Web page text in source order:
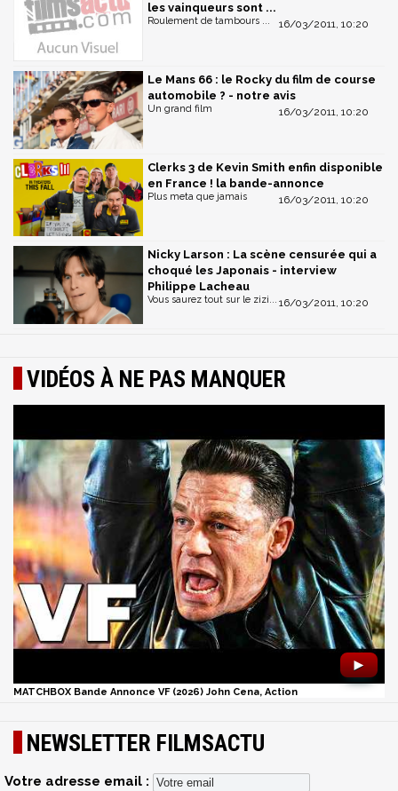
les vainqueurs sont ...
16/03/2011, 10:20
Roulement de tambours ...
Le Mans 66 : le Rocky du film de course
automobile ? - notre avis
16/03/2011, 10:20
Un grand film
Clerks 3 de Kevin Smith enfin disponible
en France ! la bande-annonce
16/03/2011, 10:20
Plus meta que jamais
Nicky Larson : La scène censurée qui a
choqué les Japonais - interview
Philippe Lacheau
16/03/2011, 10:20
Vous saurez tout sur le zizi...
VIDÉOS À NE PAS MANQUER
►
MATCHBOX Bande Annonce VF (2026) John Cena, Action
NEWSLETTER FILMSACTU
Votre adresse email :